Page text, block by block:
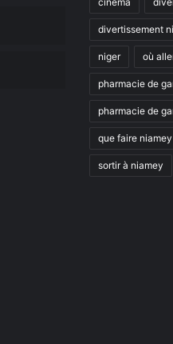
divertissement
niger où
pharmacie de
pharmacie de
que faire niamey
sortir à niamey